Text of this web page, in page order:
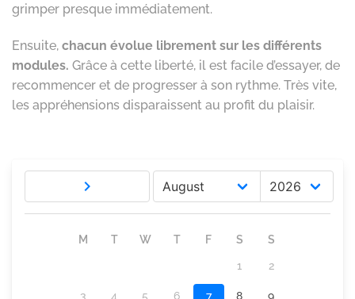
grimper presque immédiatement.
Ensuite, chacun évolue librement sur les différents
modules. Grâce à cette liberté, il est facile d’essayer, de
recommencer et de progresser à son rythme. Très vite,
les appréhensions disparaissent au profit du plaisir.